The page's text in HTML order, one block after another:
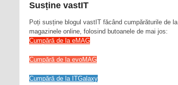
Susține vastIT
Poți susține blogul vastIT făcând cumpărăturile de la
magazinele online, folosind butoanele de mai jos:
Cumpără de la eMAG
Cumpără de la evoMAG
Cumpără de la ITGalaxy